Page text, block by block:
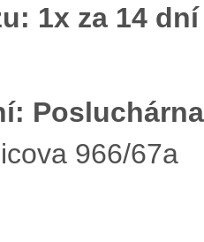
1x za 14
966/67a